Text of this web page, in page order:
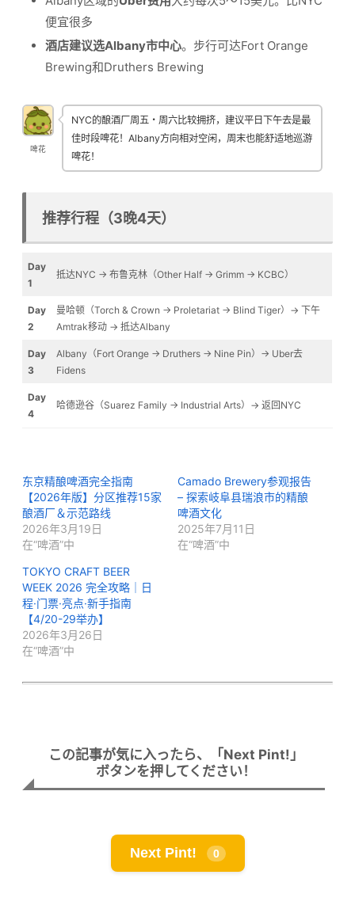
便宜很多
酒店建议选Albany市中心。步行可达Fort Orange
Brewing和Druthers Brewing
啤花
NYC的酿酒厂周五・周六比较拥挤，建议平日下午去是最
佳时段啤花！Albany方向相对空闲，周末也能舒适地巡游
啤花！
推荐行程（3晚4天）
Day
1
抵达NYC → 布鲁克林（Other Half → Grimm → KCBC）
Day
2
曼哈顿（Torch & Crown → Proletariat → Blind Tiger）→ 下午
Amtrak移动 → 抵达Albany
Day
3
Albany（Fort Orange → Druthers → Nine Pin）→ Uber去
Fidens
Day
4
哈德逊谷（Suarez Family → Industrial Arts）→ 返回NYC
东京精酿啤酒完全指南
【2026年版】分区推荐15家
酿酒厂＆示范路线
2026年3月19日
在“啤酒”中
Camado Brewery参观报告
– 探索岐阜县瑞浪市的精酿
啤酒文化
2025年7月11日
在“啤酒”中
TOKYO CRAFT BEER
WEEK 2026 完全攻略｜日
程·门票·亮点·新手指南
【4/20-29举办】
2026年3月26日
在“啤酒”中
この記事が気に入ったら、「Next Pint!」
ボタンを押してください！
Next Pint! 0